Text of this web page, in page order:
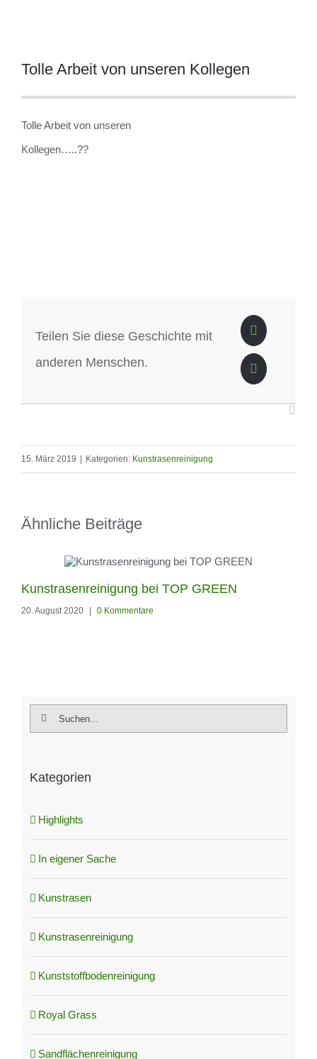
Tolle Arbeit von unseren Kollegen
Tolle Arbeit von unseren
Kollegen…..??
Teilen Sie diese Geschichte mit
anderen Menschen.
15. März 2019 | Kategorien: Kunstrasenreinigung
Ähnliche Beiträge
Kunstrasenreinigung bei TOP GREEN
20. August 2020 | 0 Kommentare
Suche
Kategorien
Highlights
In eigener Sache
Kunstrasen
Kunstrasenreinigung
Kunststoffbodenreinigung
Royal Grass
Sandflächenreinigung